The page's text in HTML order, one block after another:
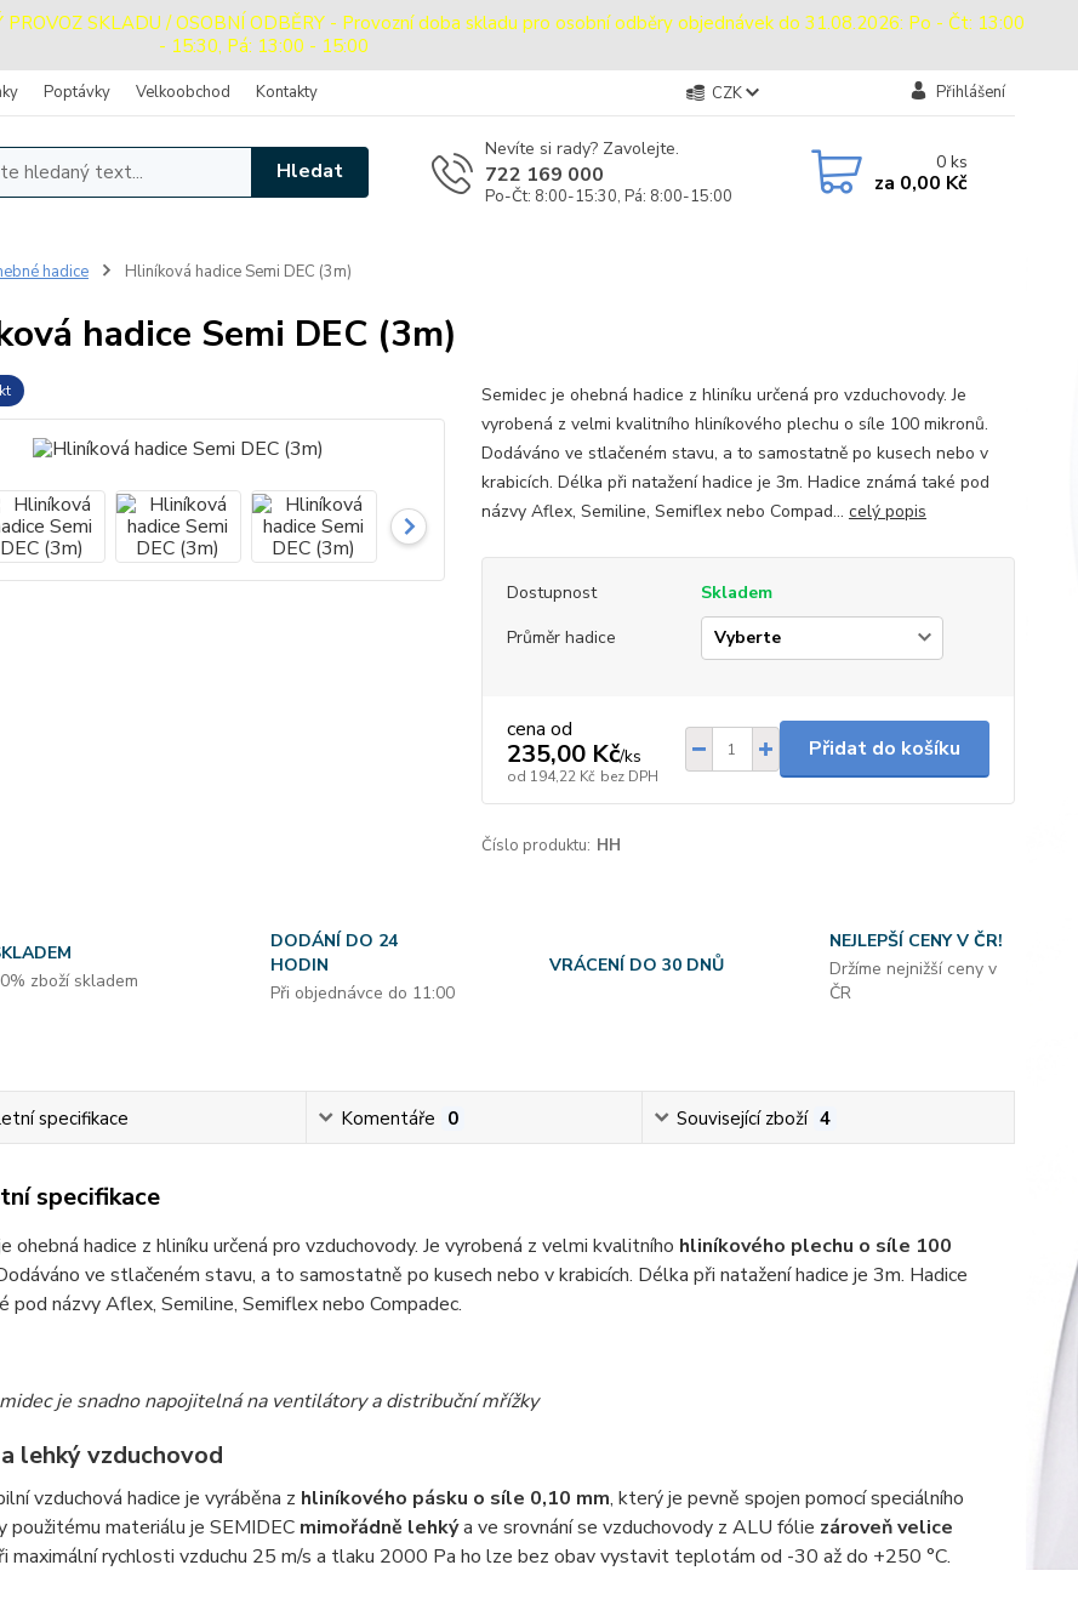
PROVOZ SKLADU / OSOBNÍ ODBĚRY - Provozní doba skladu pro osobní odběry objednávek do 31.08.2026: Po - Čt: 13:00
- 15:30, Pá: 13:00 - 15:00
Poptávky Velkoobchod Kontakty CZK Přihlášení
Hledat
Nevíte si rady? Zavolejte.
722 169 000
Po-Čt: 8:00-15:30, Pá: 8:00-15:00
0ks
za 0,00 Kč
hadice Hliníková hadice Semi DEC (3m)
hadice Semi DEC (3m)
Semidec je ohebná hadice z hliníku určená pro vzduchovody. Je
vyrobená z velmi kvalitního hliníkového plechu o síle 100 mikronů.
Dodáváno ve stlačeném stavu, a to samostatně po kusech nebo v
krabicích. Délka při natažení hadice je 3m. Hadice známá také pod
názvy Aflex, Semiline, Semiflex nebo Compad... celý popis
Dostupnost
Skladem
Průměr hadice
cena od
235,00 Kč/ks
od 194,22 Kč bez DPH
Přidat do košíku
Číslo produktu: HH
zboží skladem
DODÁNÍ DO 24
HODIN
Při objednávce do 11:00
VRÁCENÍ DO 30 DNŮ
NEJLEPŠÍ CENY V ČR!
Držíme nejnižší ceny v
ČR
specifikace Komentáře 0 Související zboží 4
specifikace
ohebná hadice z hliníku určená pro vzduchovody. Je vyrobená z velmi kvalitního hliníkového plechu o síle 100
ve stlačeném stavu, a to samostatně po kusech nebo v krabicích. Délka při natažení hadice je 3m. Hadice
pod názvy Aflex, Semiline, Semiflex nebo Compadec.
je snadno napojitelná na ventilátory a distribuční mřížky
lehký vzduchovod
vzduchová hadice je vyráběna z hliníkového pásku o síle 0,10 mm, který je pevně spojen pomocí speciálního
použitému materiálu je SEMIDEC mimořádně lehkýa ve srovnání se vzduchovody z ALU fólie zároveň velice
maximální rychlosti vzduchu 25 m/s a tlaku 2000 Pa ho lze bez obav vystavit teplotám od -30 až do +250 °C.